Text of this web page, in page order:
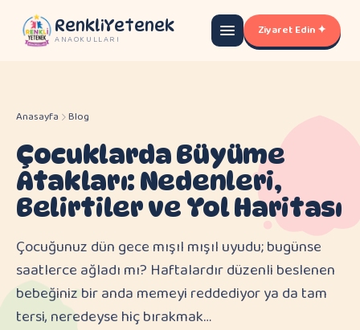
RenkliYetenek
ANAOKULLARI
Ziyaret Edin ✦
Anasayfa Blog
Çocuklarda Büyüme
Atakları: Nedenleri,
Belirtiler ve Yol Haritası
Çocuğunuz dün gece mışıl mışıl uyudu; bugünse
saatlerce ağladı mı? Haftalardır düzenli beslenen
bebeğiniz bir anda memeyi reddediyor ya da tam
tersi, neredeyse hiç bırakmak…